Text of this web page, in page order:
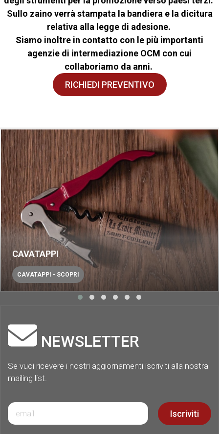
Sullo zaino verrà stampata la bandiera e la dicitura
relativa alla legge di adesione.
Siamo inoltre in contatto con le più importanti
agenzie di intermediazione OCM con cui
collaboriamo da anni.
RICHIEDI PREVENTIVO
CAVATAPPI
CAVATAPPI - SCOPRI
NEWSLETTER
Se vuoi ricevere i nostri aggiornamenti iscriviti alla nostra
mailing list.
Iscriviti